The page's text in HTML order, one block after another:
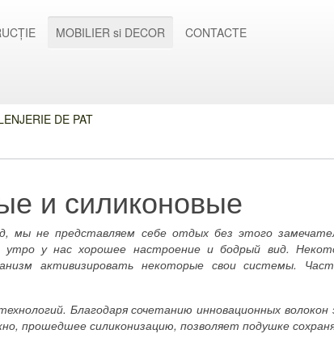
MOBILIER si DECOR CONTACTE
DE PAT
и силиконовые
мы не представляем себе отдых без этого
у нас хорошее настроение и бодрый вид.
активизировать некоторые свои системы.
Благодаря сочетанию инновационных
прошедшее силиконизацию, позволяет подушке